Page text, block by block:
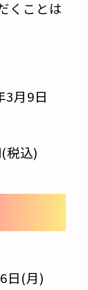
くことは
3月9日
(税込)
日(月)